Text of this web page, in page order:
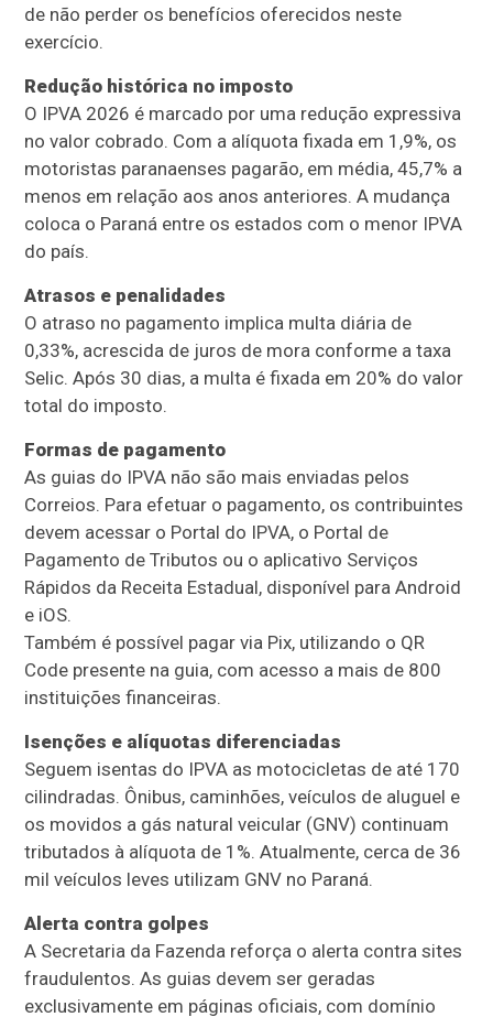
de não perder os benefícios oferecidos neste
exercício.
Redução histórica no imposto
O IPVA 2026 é marcado por uma redução expressiva
no valor cobrado. Com a alíquota fixada em 1,9%, os
motoristas paranaenses pagarão, em média, 45,7% a
menos em relação aos anos anteriores. A mudança
coloca o Paraná entre os estados com o menor IPVA
do país.
Atrasos e penalidades
O atraso no pagamento implica multa diária de
0,33%, acrescida de juros de mora conforme a taxa
Selic. Após 30 dias, a multa é fixada em 20% do valor
total do imposto.
Formas de pagamento
As guias do IPVA não são mais enviadas pelos
Correios. Para efetuar o pagamento, os contribuintes
devem acessar o Portal do IPVA, o Portal de
Pagamento de Tributos ou o aplicativo Serviços
Rápidos da Receita Estadual, disponível para Android
e iOS.
Também é possível pagar via Pix, utilizando o QR
Code presente na guia, com acesso a mais de 800
instituições financeiras.
Isenções e alíquotas diferenciadas
Seguem isentas do IPVA as motocicletas de até 170
cilindradas. Ônibus, caminhões, veículos de aluguel e
os movidos a gás natural veicular (GNV) continuam
tributados à alíquota de 1%. Atualmente, cerca de 36
mil veículos leves utilizam GNV no Paraná.
Alerta contra golpes
A Secretaria da Fazenda reforça o alerta contra sites
fraudulentos. As guias devem ser geradas
exclusivamente em páginas oficiais, com domínio